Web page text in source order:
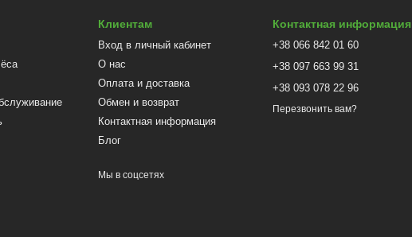
Клиентам
Вход в личный кабинет
О нас
Оплата и доставка
Обмен и возврат
Контактная информация
Блог
Мы в соцсетях
Контактная информация
+38 066 842 01 60
+38 097 663 99 31
+38 093 078 22 96
Перезвонить вам?